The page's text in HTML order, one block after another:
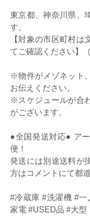
東京都、神奈川県、
す。
【対象の市区町村は
てご確認ください】
※物件がメゾネット
お伝えください。
※スケジュールが合
がございます。
●全国発送対応● ア
便！
発送には別途送料が
方はコメントにて都
#冷蔵庫 #洗濯機 #
家電 #USED品 #大型